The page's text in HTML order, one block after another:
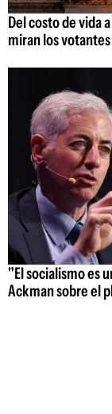
Del costo de vida
miran los votantes
"El socialismo es
Ackman sobre el